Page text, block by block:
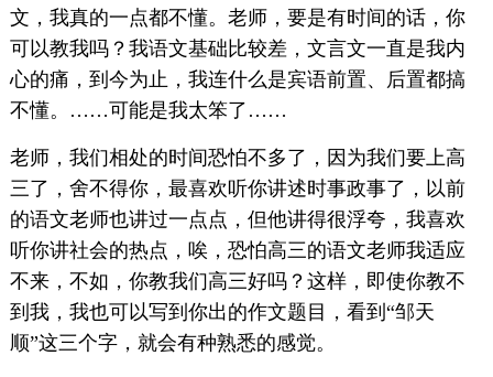
文，我真的一点都不懂。老师，要是有时间的话，你
可以教我吗？我语文基础比较差，文言文一直是我内
心的痛，到今为止，我连什么是宾语前置、后置都搞
不懂。……可能是我太笨了……
老师，我们相处的时间恐怕不多了，因为我们要上高
三了，舍不得你，最喜欢听你讲述时事政事了，以前
的语文老师也讲过一点点，但他讲得很浮夸，我喜欢
听你讲社会的热点，唉，恐怕高三的语文老师我适应
不来，不如，你教我们高三好吗？这样，即使你教不
到我，我也可以写到你出的作文题目，看到“邹天
顺”这三个字，就会有种熟悉的感觉。